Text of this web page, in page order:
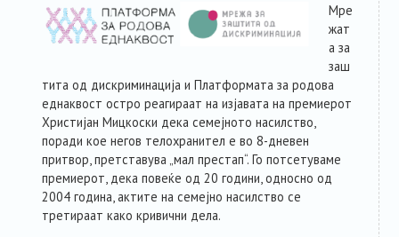
КОНТАКТ
Мре
жат
а за
заш
тита од дискриминација и Платформата за родова
еднаквост остро реагираат на изјавата на премиерот
Христијан Мицкоски дека семејното насилство,
поради кое негов телохранител е во 8-дневен
притвор, претставува „мал престап“. Го потсетуваме
премиерот, дека повеќе од 20 години, односно од
2004 година, актите на семејно насилство се
третираат како кривични дела.